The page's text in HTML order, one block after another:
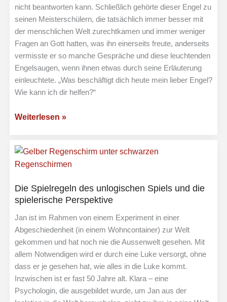
nicht beantworten kann. Schließlich gehörte dieser Engel zu
seinen Meisterschülern, die tatsächlich immer besser mit
der menschlichen Welt zurechtkamen und immer weniger
Fragen an Gott hatten, was ihn einerseits freute, anderseits
vermisste er so manche Gespräche und diese leuchtenden
Engelsaugen, wenn ihnen etwas durch seine Erläuterung
einleuchtete. „Was beschäftigt dich heute mein lieber Engel?
Wie kann ich dir helfen?“
Der
endlich
wieder
Hause
Weiterlesen »
Die Spielregeln des unlogischen Spiels und die
spielerische Perspektive
Jan ist im Rahmen von einem Experiment in einer
Abgeschiedenheit (in einem Wohncontainer) zur Welt
gekommen und hat noch nie die Aussenwelt gesehen. Mit
allem Notwendigen wird er durch eine Luke versorgt, ohne
dass er je gesehen hat, wie alles in die Luke kommt.
Inzwischen ist er fast 50 Jahre alt. Klara – eine
Psychologin, die ausgebildet wurde, um Jan aus der